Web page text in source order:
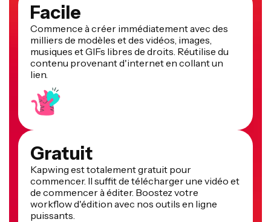
Facile
Commence à créer immédiatement avec des
milliers de modèles et des vidéos, images,
musiques et GIFs libres de droits. Réutilise du
contenu provenant d'internet en collant un
lien.
Gratuit
Kapwing est totalement gratuit pour
commencer. Il suffit de télécharger une vidéo et
de commencer à éditer. Boostez votre
workflow d'édition avec nos outils en ligne
puissants.